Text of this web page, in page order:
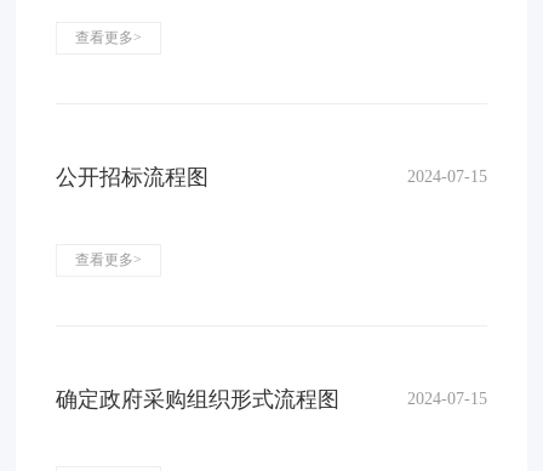
查看更多>
公开招标流程图 2024-07-15
查看更多>
确定政府采购组织形式流程图 2024-07-15